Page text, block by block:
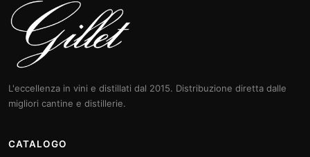
L'eccellenza in vini e distillati dal 2015. Distribuzione diretta dalle
migliori cantine e distillerie.
CATALOGO